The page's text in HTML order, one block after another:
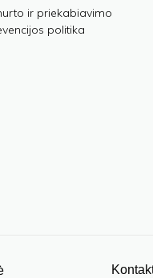
ir priekabiavimo
politika